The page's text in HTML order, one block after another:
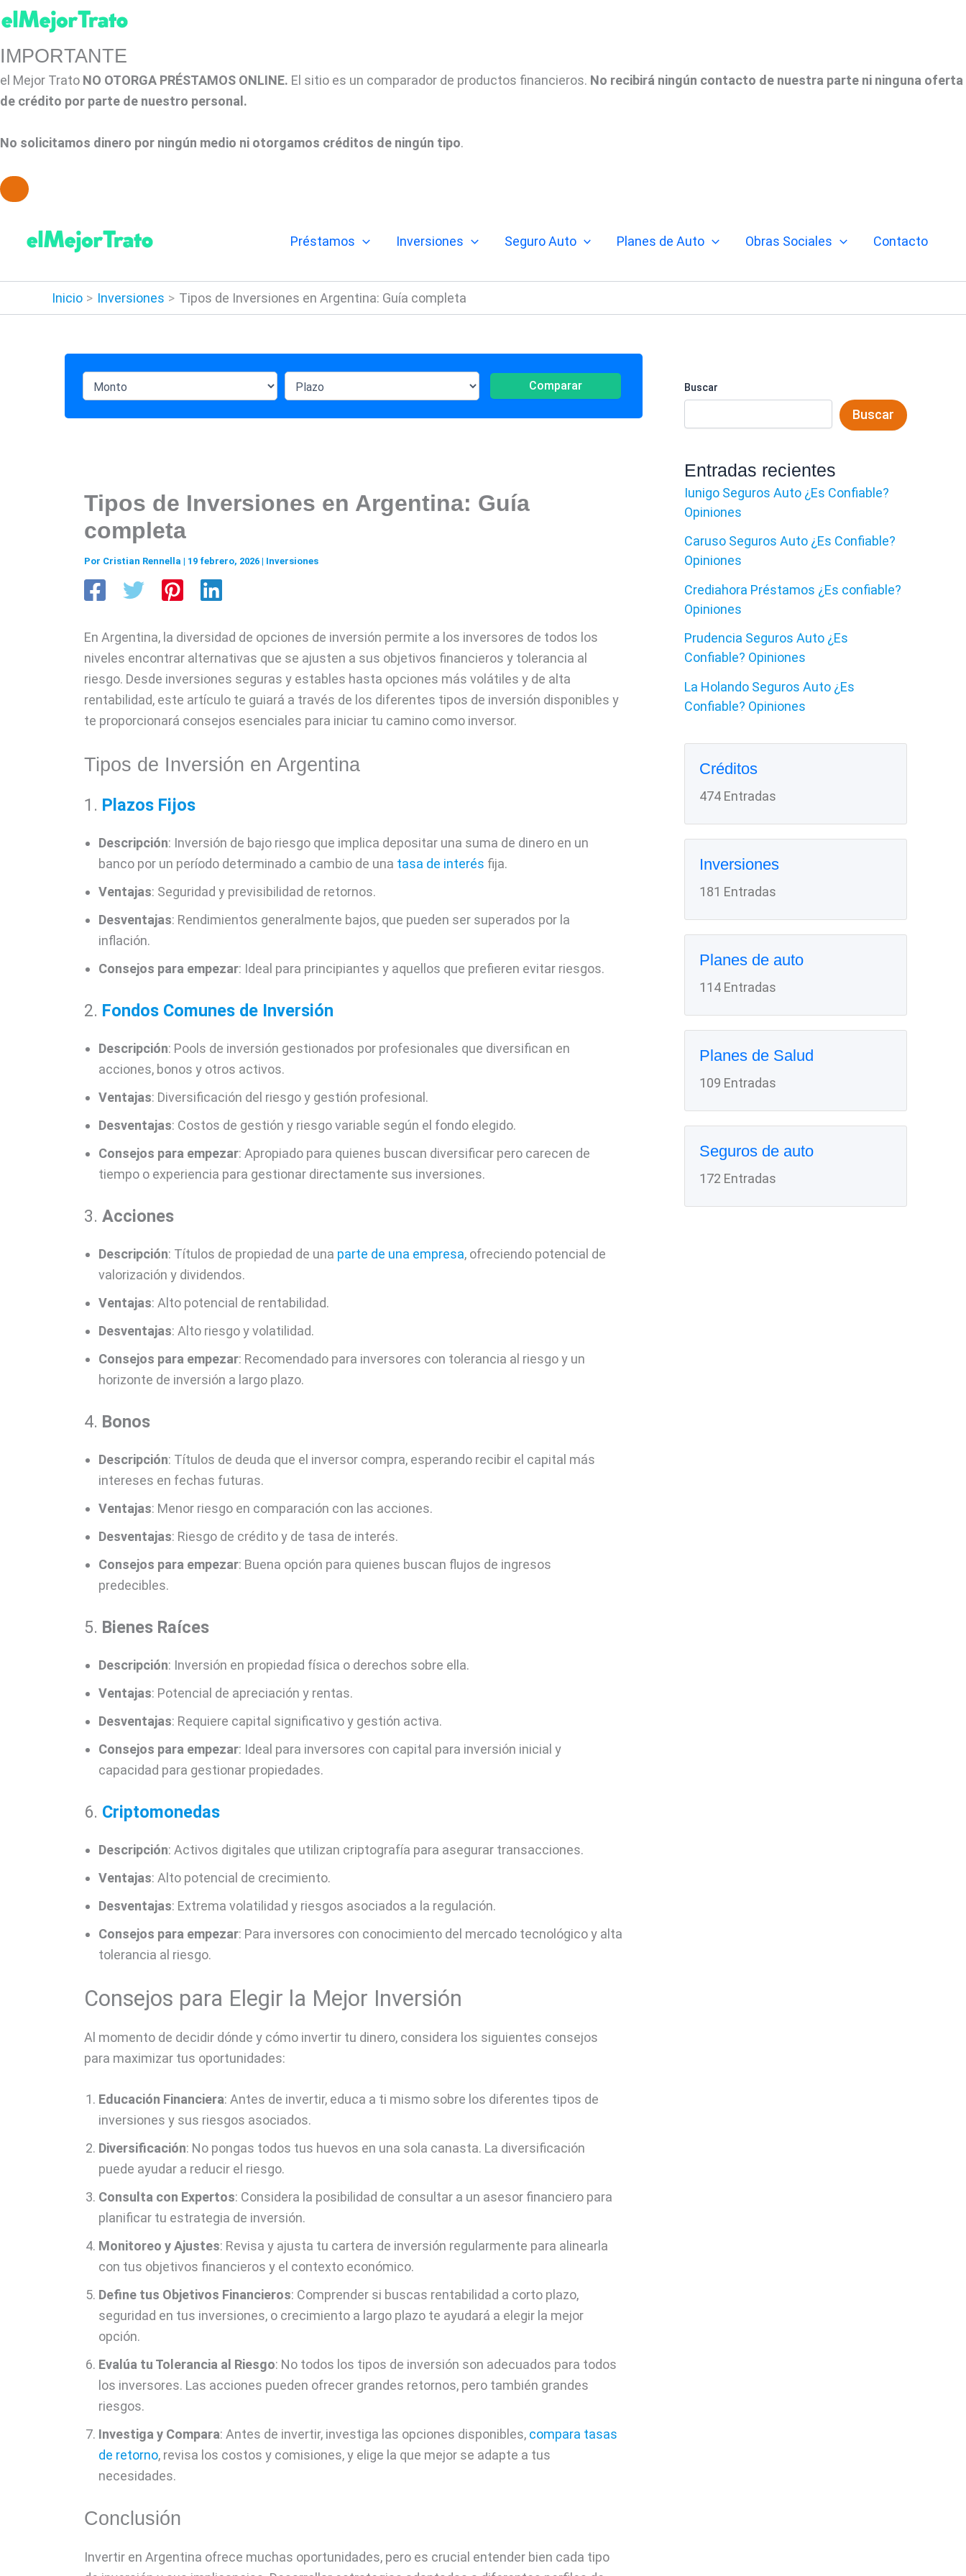
IMPORTANTE
el Mejor Trato NO OTORGA PRÉSTAMOS ONLINE. El sitio es un comparador de productos financieros. No recibirá ningún contacto de nuestra parte ni ninguna oferta
de crédito por parte de nuestro personal.
No solicitamos dinero por ningún medio ni otorgamos créditos de ningún tipo.
contenido
Préstamos Inversiones Seguro Auto Planes de Auto Obras Sociales Contacto
Inicio Inversiones Tipos de Inversiones en Argentina: Guía completa
Comparar
Tipos de Inversiones en Argentina: Guía
completa
Por Cristian Rennella | 19 febrero, 2026 | Inversiones
En Argentina, la diversidad de opciones de inversión permite a los inversores de todos los
niveles encontrar alternativas que se ajusten a sus objetivos financieros y tolerancia al
riesgo. Desde inversiones seguras y estables hasta opciones más volátiles y de alta
rentabilidad, este artículo te guiará a través de los diferentes tipos de inversión disponibles y
te proporcionará consejos esenciales para iniciar tu camino como inversor.
Tipos de Inversión en Argentina
1. Plazos Fijos
Descripción: Inversión de bajo riesgo que implica depositar una suma de dinero en un
banco por un período determinado a cambio de una tasa de interés fija.
Ventajas: Seguridad y previsibilidad de retornos.
Desventajas: Rendimientos generalmente bajos, que pueden ser superados por la
inflación.
Consejos para empezar: Ideal para principiantes y aquellos que prefieren evitar riesgos.
2. Fondos Comunes de Inversión
Descripción: Pools de inversión gestionados por profesionales que diversifican en
acciones, bonos y otros activos.
Ventajas: Diversificación del riesgo y gestión profesional.
Desventajas: Costos de gestión y riesgo variable según el fondo elegido.
Consejos para empezar: Apropiado para quienes buscan diversificar pero carecen de
tiempo o experiencia para gestionar directamente sus inversiones.
3. Acciones
Descripción: Títulos de propiedad de una parte de una empresa, ofreciendo potencial de
valorización y dividendos.
Ventajas: Alto potencial de rentabilidad.
Desventajas: Alto riesgo y volatilidad.
Consejos para empezar: Recomendado para inversores con tolerancia al riesgo y un
horizonte de inversión a largo plazo.
4. Bonos
Descripción: Títulos de deuda que el inversor compra, esperando recibir el capital más
intereses en fechas futuras.
Ventajas: Menor riesgo en comparación con las acciones.
Desventajas: Riesgo de crédito y de tasa de interés.
Consejos para empezar: Buena opción para quienes buscan flujos de ingresos
predecibles.
5. Bienes Raíces
Descripción: Inversión en propiedad física o derechos sobre ella.
Ventajas: Potencial de apreciación y rentas.
Desventajas: Requiere capital significativo y gestión activa.
Consejos para empezar: Ideal para inversores con capital para inversión inicial y
capacidad para gestionar propiedades.
6. Criptomonedas
Descripción: Activos digitales que utilizan criptografía para asegurar transacciones.
Ventajas: Alto potencial de crecimiento.
Desventajas: Extrema volatilidad y riesgos asociados a la regulación.
Consejos para empezar: Para inversores con conocimiento del mercado tecnológico y alta
tolerancia al riesgo.
Consejos para Elegir la Mejor Inversión
Al momento de decidir dónde y cómo invertir tu dinero, considera los siguientes consejos
para maximizar tus oportunidades:
Educación Financiera: Antes de invertir, educa a ti mismo sobre los diferentes tipos de
inversiones y sus riesgos asociados.
Diversificación: No pongas todos tus huevos en una sola canasta. La diversificación
puede ayudar a reducir el riesgo.
Consulta con Expertos: Considera la posibilidad de consultar a un asesor financiero para
planificar tu estrategia de inversión.
Monitoreo y Ajustes: Revisa y ajusta tu cartera de inversión regularmente para alinearla
con tus objetivos financieros y el contexto económico.
Define tus Objetivos Financieros: Comprender si buscas rentabilidad a corto plazo,
seguridad en tus inversiones, o crecimiento a largo plazo te ayudará a elegir la mejor
opción.
Evalúa tu Tolerancia al Riesgo: No todos los tipos de inversión son adecuados para todos
los inversores. Las acciones pueden ofrecer grandes retornos, pero también grandes
riesgos.
Investiga y Compara: Antes de invertir, investiga las opciones disponibles, compara tasas
de retorno, revisa los costos y comisiones, y elige la que mejor se adapte a tus
necesidades.
Conclusión
Invertir en Argentina ofrece muchas oportunidades, pero es crucial entender bien cada tipo
Buscar
Buscar
Entradas recientes
Iunigo Seguros Auto ¿Es Confiable?
Opiniones
Caruso Seguros Auto ¿Es Confiable?
Opiniones
Crediahora Préstamos ¿Es confiable?
Opiniones
Prudencia Seguros Auto ¿Es
Confiable? Opiniones
La Holando Seguros Auto ¿Es
Confiable? Opiniones
Créditos
474 Entradas
Inversiones
181 Entradas
Planes de auto
114 Entradas
Planes de Salud
109 Entradas
Seguros de auto
172 Entradas